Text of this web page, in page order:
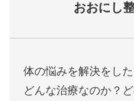
おおにし
体の悩みを解決をした
どんな治療なのか？